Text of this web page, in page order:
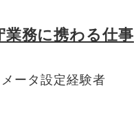
業務に携わる仕事
ータ設定経験者